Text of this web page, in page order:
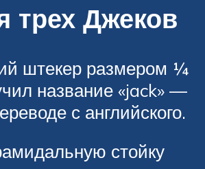
трех Джеков
штекер размером ¼
название «jack» —
с английского.
стойку